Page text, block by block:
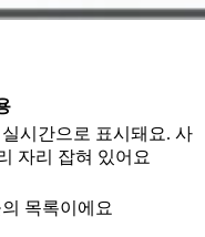
시간으로 표시돼요. 사
자리 잡혀 있어요
목록이에요